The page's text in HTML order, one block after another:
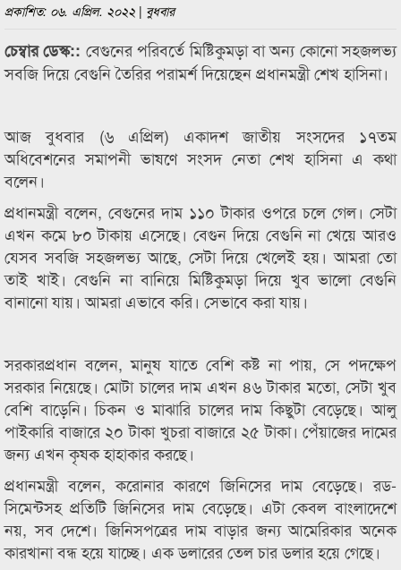
প্রকাশিত: ০৬. এপ্রিল. ২০২২ | বুধবার
চেম্বার ডেস্ক:: বেগুনের পরিবর্তে মিষ্টিকুমড়া বা অন্য কোনো সহজলভ্য
সবজি দিয়ে বেগুনি তৈরির পরামর্শ দিয়েছেন প্রধানমন্ত্রী শেখ হাসিনা।
আজ বুধবার (৬ এপ্রিল) একাদশ জাতীয় সংসদের ১৭তম
অধিবেশনের সমাপনী ভাষণে সংসদ নেতা শেখ হাসিনা এ কথা
বলেন।
প্রধানমন্ত্রী বলেন, বেগুনের দাম ১১০ টাকার ওপরে চলে গেল। সেটা
এখন কমে ৮০ টাকায় এসেছে। বেগুন দিয়ে বেগুনি না খেয়ে আরও
যেসব সবজি সহজলভ্য আছে, সেটা দিয়ে খেলেই হয়। আমরা তো
তাই খাই। বেগুনি না বানিয়ে মিষ্টিকুমড়া দিয়ে খুব ভালো বেগুনি
বানানো যায়। আমরা এভাবে করি। সেভাবে করা যায়।
সরকারপ্রধান বলেন, মানুষ যাতে বেশি কষ্ট না পায়, সে পদক্ষেপ
সরকার নিয়েছে। মোটা চালের দাম এখন ৪৬ টাকার মতো, সেটা খুব
বেশি বাড়েনি। চিকন ‍ও মাঝারি চালের দাম কিছুটা বেড়েছে। আলু
পাইকারি বাজারে ২০ টাকা খুচরা বাজারে ২৫ টাকা। পেঁয়াজের দামের
জন্য এখন কৃষক হাহাকার করছে।
প্রধানমন্ত্রী বলেন, করোনার কারণে জিনিসের দাম বেড়েছে। রড-
সিমেন্টসহ প্রতিটি জিনিসের দাম বেড়েছে। এটা কেবল বাংলাদেশে
নয়, সব দেশে। জিনিসপত্রের দাম বাড়ার জন্য আমেরিকার অনেক
কারখানা বন্ধ হয়ে যাচ্ছে। এক ডলারের তেল চার ডলার হয়ে গেছে।